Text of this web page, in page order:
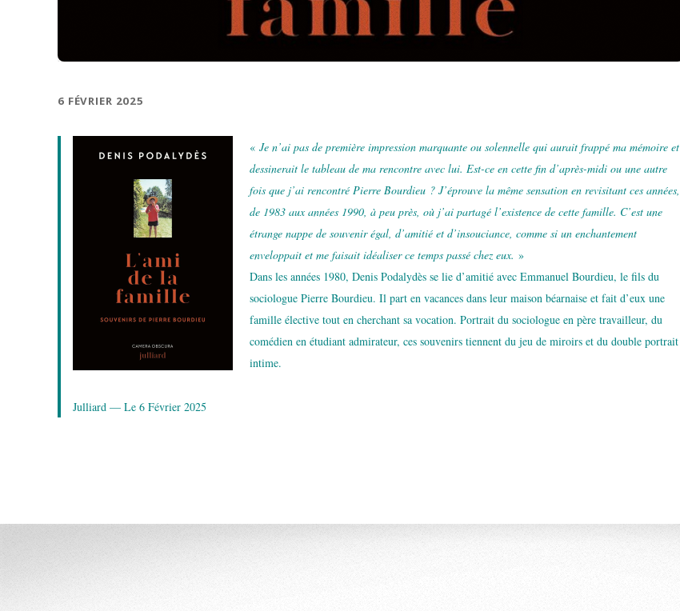
6 FÉVRIER 2025
« Je n’ai pas de première impression marquante ou solennelle qui aurait frappé ma mémoire et
dessinerait le tableau de ma rencontre avec lui. Est-ce en cette fin d’après-midi ou une autre
fois que j’ai rencontré Pierre Bourdieu ? J’éprouve la même sensation en revisitant ces années,
de 1983 aux années 1990, à peu près, où j’ai partagé l’existence de cette famille. C’est une
étrange nappe de souvenir égal, d’amitié et d’insouciance, comme si un enchantement
enveloppait et me faisait idéaliser ce temps passé chez eux. »
Dans les années 1980, Denis Podalydès se lie d’amitié avec Emmanuel Bourdieu, le fils du
sociologue Pierre Bourdieu. Il part en vacances dans leur maison béarnaise et fait d’eux une
famille élective tout en cherchant sa vocation. Portrait du sociologue en père travailleur, du
comédien en étudiant admirateur, ces souvenirs tiennent du jeu de miroirs et du double portrait
intime.
Julliard — Le 6 Février 2025